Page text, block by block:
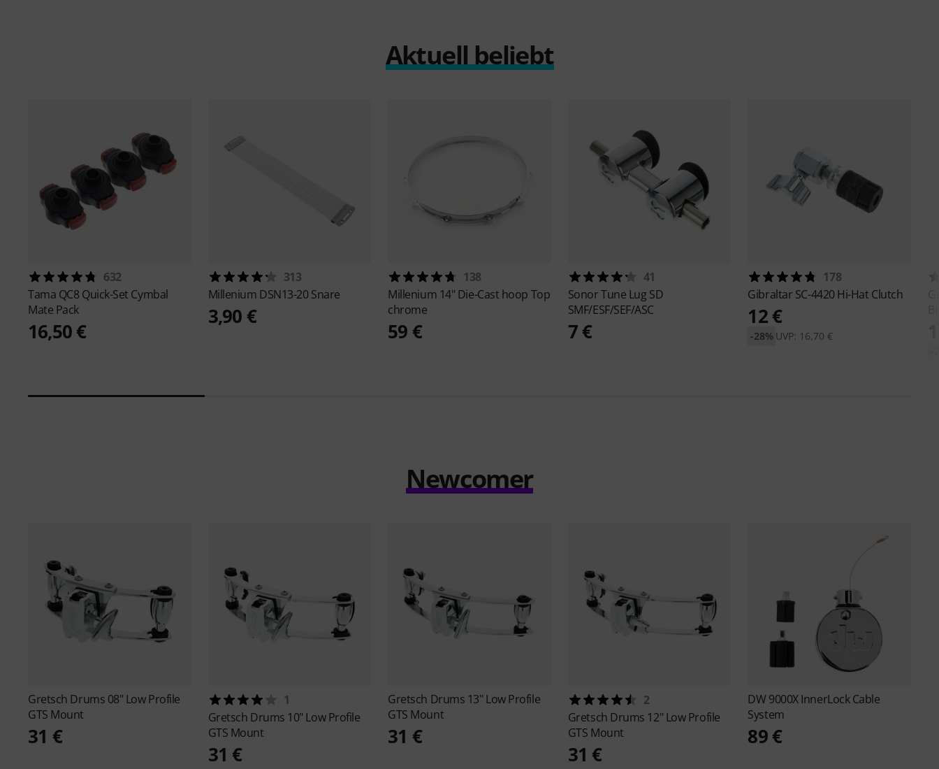
Aktuell beliebt
632
Tama QC8 Quick-Set Cymbal
Mate Pack
16,50 €
313
Millenium DSN13-20 Snare
3,90 €
138
Millenium 14" Die-Cast hoop Top
chrome
59 €
41
SonorTune Lug SD
SMF/ESF/SEF/ASC
7 €
178
Gibraltar SC-4420 Hi-Hat Clutch
12 €
UVP: 16,70 €
-28%
Newcomer
Gretsch Drums 08" Low Profile
GTS Mount
31 €
1
Gretsch Drums 10" Low Profile
GTS Mount
31 €
Gretsch Drums 13" Low Profile
GTS Mount
31 €
2
Gretsch Drums 12" Low Profile
GTS Mount
31 €
DW9000X InnerLock Cable
System
89 €